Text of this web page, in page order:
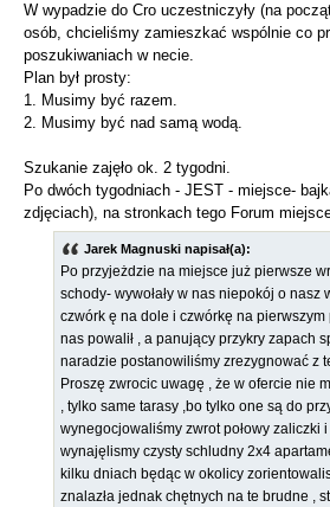
W wypadzie do Cro uczestniczyły (na
osób, chcieliśmy zamieszkać wspólnie co
poszukiwaniach w necie.
Plan był prosty:
1. Musimy być razem.
2. Musimy być nad samą wodą.
Szukanie zajęło ok. 2 tygodni.
Po dwóch tygodniach - JEST - miejsce-
zdjęciach), na stronkach tego Forum
Jarek Magnuski napisał(a):
Po przyjeżdzie na miejsce już pierwsze
schody- wywołały w nas niepokój o nasz
czwórk ę na dole i czwórkę na
nas powalił , a panujący przykry zapach
naradzie postanowiliśmy zrezygnować z
Proszę zwrocic uwagę , że w ofercie nie
, tylko same tarasy ,bo tylko one są do
wynegocjowaliśmy zwrot połowy zaliczki
wynajęlismy czysty schludny 2x4
kilku dniach będąc w okolicy
znalazła jednak chętnych na te brudne ,